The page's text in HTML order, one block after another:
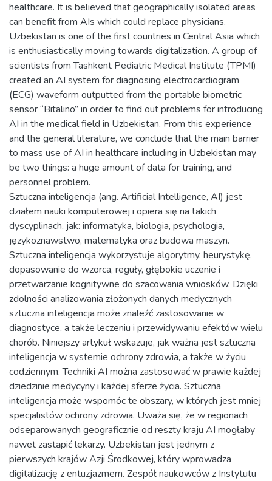
healthcare. It is believed that geographically isolated areas
can benefit from AIs which could replace physicians.
Uzbekistan is one of the first countries in Central Asia which
is enthusiastically moving towards digitalization. A group of
scientists from Tashkent Pediatric Medical Institute (TPMI)
created an AI system for diagnosing electrocardiogram
(ECG) waveform outputted from the portable biometric
sensor “Bitalino” in order to find out problems for introducing
AI in the medical field in Uzbekistan. From this experience
and the general literature, we conclude that the main barrier
to mass use of AI in healthcare including in Uzbekistan may
be two things: a huge amount of data for training, and
personnel problem.
Sztuczna inteligencja (ang. Artificial Intelligence, AI) jest
działem nauki komputerowej i opiera się na takich
dyscyplinach, jak: informatyka, biologia, psychologia,
językoznawstwo, matematyka oraz budowa maszyn.
Sztuczna inteligencja wykorzystuje algorytmy, heurystykę,
dopasowanie do wzorca, reguły, głębokie uczenie i
przetwarzanie kognitywne do szacowania wniosków. Dzięki
zdolności analizowania złożonych danych medycznych
sztuczna inteligencja może znaleźć zastosowanie w
diagnostyce, a także leczeniu i przewidywaniu efektów wielu
chorób. Niniejszy artykuł wskazuje, jak ważna jest sztuczna
inteligencja w systemie ochrony zdrowia, a także w życiu
codziennym. Techniki AI można zastosować w prawie każdej
dziedzinie medycyny i każdej sferze życia. Sztuczna
inteligencja może wspomóc te obszary, w których jest mniej
specjalistów ochrony zdrowia. Uważa się, że w regionach
odseparowanych geograficznie od reszty kraju AI mogłaby
nawet zastąpić lekarzy. Uzbekistan jest jednym z
pierwszych krajów Azji Środkowej, który wprowadza
digitalizację z entuzjazmem. Zespół naukowców z Instytutu